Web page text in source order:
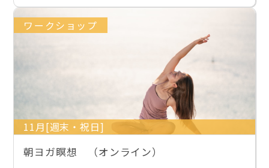
ワークショップ
11月[週末・祝日]
朝ヨガ瞑想 （オンライン）